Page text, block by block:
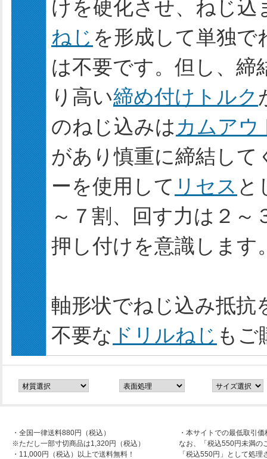
けを硬化させ、ねじ
ねじ を形成して単独
は不要です。但し、締
り高い締め付けトルク
のねじ込みは カムアウ
があり慎重に締結し
ーを使用して リセス と
～７割、回す力は２
押し付けを意識します
軸形状でねじ込み抵抗
不要な ドリルねじ もご
・全国一律送料880円（税込）
※ただし一部寸切商品は1,320円（税込）
・11,000円（税込）以上で送料無料！
・本サイトでの最低取引
なお、「税込550円未満の
「税込550円」として処